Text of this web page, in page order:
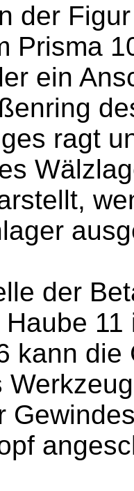
der
Prisma
ein
ragt
der
kann